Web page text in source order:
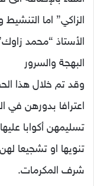
الزاكي” اما
الأستاذ “محمد
البهجة والسرور
وقد تم خلال هذا
اعترافا بدورهن في
تسليمهن أكوابا
تنويها او تشجيعا
شرف المكرمات.